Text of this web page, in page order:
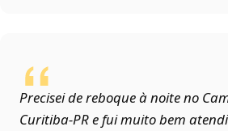
Precisei de reboque à noite no
Curitiba‑PR e fui muito bem